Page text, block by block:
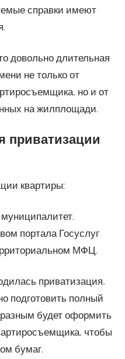
справки имеют
довольно длительная
не только от
но и от
на жилплощади.
приватизации
квартиры:
портала Госуслуг
МФЦ.
приватизация,
подготовить полный
будет оформить
чтобы
бумаг.